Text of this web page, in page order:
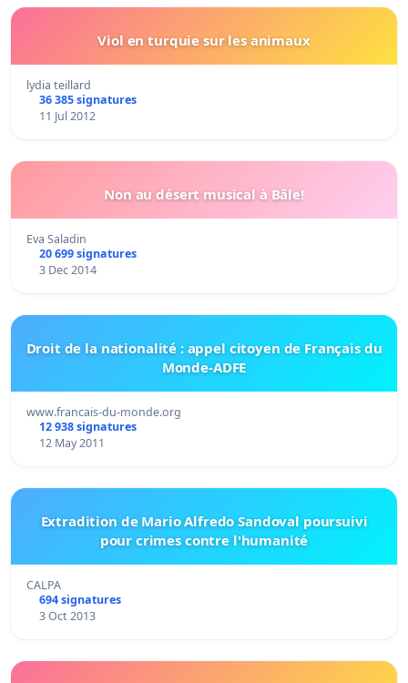
Viol en turquie sur les animaux
lydia teillard
36 385 signatures
11 Jul 2012
Non au désert musical à Bâle!
Eva Saladin
20 699 signatures
3 Dec 2014
Droit de la nationalité : appel citoyen de Français du
Monde-ADFE
www.francais-du-monde.org
12 938 signatures
12 May 2011
Extradition de Mario Alfredo Sandoval poursuivi
pour crimes contre l'humanité
CALPA
694 signatures
3 Oct 2013